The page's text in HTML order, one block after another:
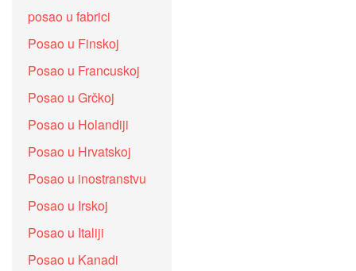
posao u fabrici
Posao u Finskoj
Posao u Francuskoj
Posao u Grčkoj
Posao u Holandiji
Posao u Hrvatskoj
Posao u inostranstvu
Posao u Irskoj
Posao u Italiji
Posao u Kanadi